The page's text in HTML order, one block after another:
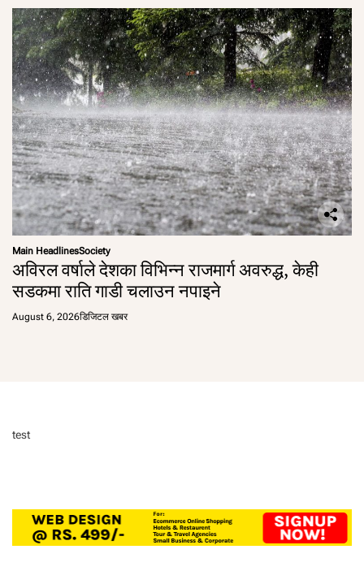
Main HeadlinesSociety
अविरल वर्षाले देशका विभिन्न राजमार्ग अवरुद्ध, केही
सडकमा राति गाडी चलाउन नपाइने
August 6, 2026डिजिटल खबर
test